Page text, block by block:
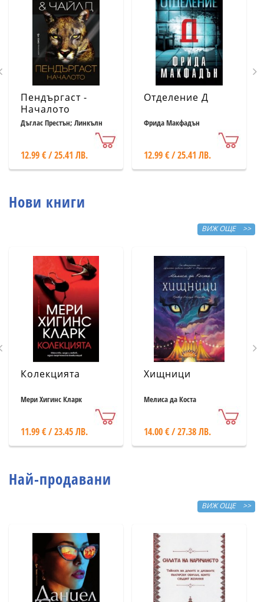
Пендъргаст -
Началото
Дъглас Престън; Линкълн
12.99 € / 25.41 ЛВ.
Отделение Д
Фрида Макфадън
12.99 € / 25.41 ЛВ.
Нови книги
ВИЖ ОЩЕ >>
Колекцията
Мери Хигинс Кларк
11.99 € / 23.45 ЛВ.
Хищници
Мелиса да Коста
14.00 € / 27.38 ЛВ.
Най-продавани
ВИЖ ОЩЕ >>